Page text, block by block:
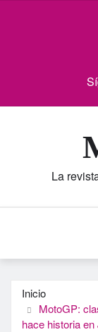
La
Inicio
MotoGP:
hace historia en